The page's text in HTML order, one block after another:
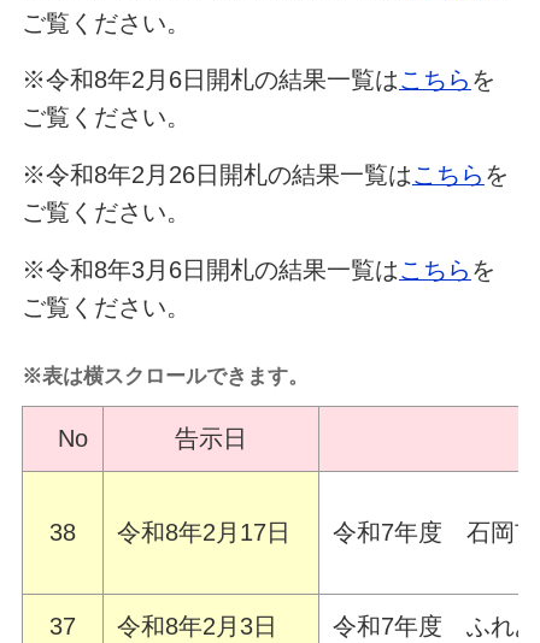
ご覧ください。
※令和8年2月6日開札の結果一覧はこちら を
ご覧ください。
※令和8年2月26日開札の結果一覧はこちら を
ご覧ください。
※令和8年3月6日開札の結果一覧はこちら を
ご覧ください。
※表は横スクロールできます。
No 告示日
38 令和8年2月17日 令和7年度 石岡市
37 令和8年2月3日 令和7年度 ふれあ